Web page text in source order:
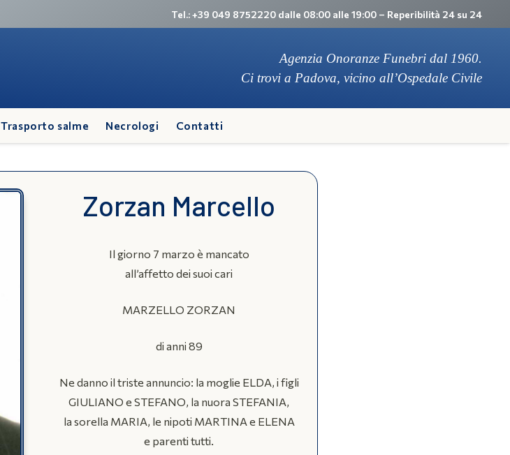
Tel.: +39 049 8752220 dalle 08:00 alle 19:00 – Reperibilità 24 su 24
Agenzia Onoranze Funebri dal 1960.
Ci trovi a Padova, vicino all’Ospedale Civile
Trasporto salme Necrologi Contatti
Zorzan Marcello
Il giorno 7 marzo è mancato
all’affetto dei suoi cari
MARZELLO ZORZAN
di anni 89
Ne danno il triste annuncio: la moglie ELDA, i figli
GIULIANO e STEFANO, la nuora STEFANIA,
la sorella MARIA, le nipoti MARTINA e ELENA
e parenti tutti.